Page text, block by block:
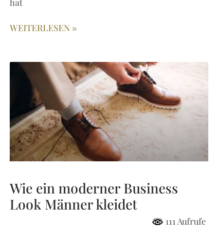
hat
WEITERLESEN »
Wie ein moderner Business
Look Männer kleidet
111 Aufrufe